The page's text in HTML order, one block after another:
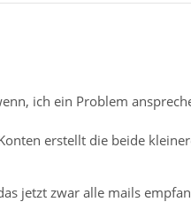
ich ein Problem
erstellt die beide
jetzt zwar alle mails